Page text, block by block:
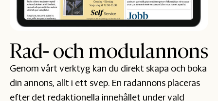
Rad- och modulannons
Genom vårt verktyg kan du direkt skapa och boka
din annons, allt i ett svep. En radannons placeras
efter det redaktionella innehållet under vald